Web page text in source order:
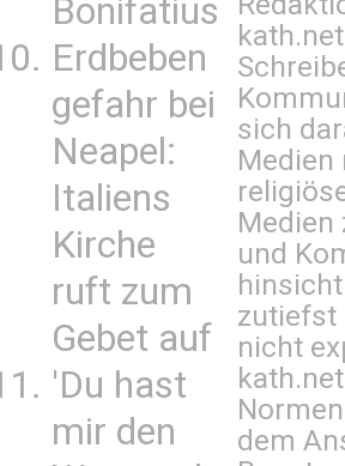
Bonifatius
Erdbeben
gefahr bei
Neapel:
Italiens
Kirche
ruft zum
Gebet auf
'Du hast
mir den
sich
Medien
und
zutiefst
nicht
dem